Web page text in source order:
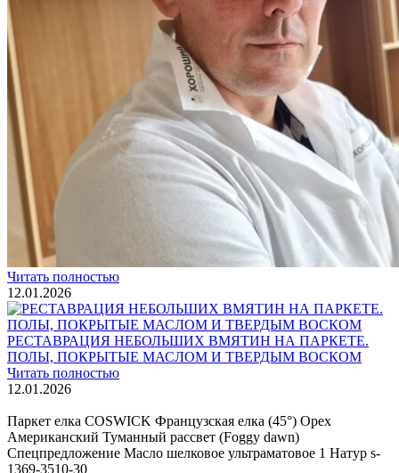
Блог
Интересные статьи о паркете Coswick
ВИДЕО-ИНСТРУКЦИЯ: Реставрация царапин. Полы,
покрытые маслом и твердым воском. Системы для локального
ремонта и восстановления
Читать полностью
02.02.2026
ПОЛЫ, ПОКРЫТЫЕ МАСЛОМ. РЕСТАВРАЦИЯ
НЕБОЛЬШИХ ПОТЕРТОСТЕЙ
Читать полностью
12.01.2026
РЕСТАВРАЦИЯ НЕБОЛЬШИХ ВМЯТИН НА ПАРКЕТЕ.
ПОЛЫ, ПОКРЫТЫЕ МАСЛОМ И ТВЕРДЫМ ВОСКОМ
Читать полностью
12.01.2026
Паркет елка COSWICK Французская елка (45°) Орех
Американский Туманный рассвет (Foggy dawn)
Спецпредложение Масло шелковое ультраматовое 1 Натур s-
1369-3510-30